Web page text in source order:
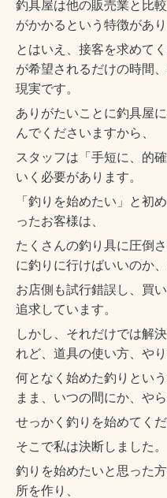
釣具屋は他の販売業と比
がかかるという特徴があり
とはいえ、接客を求めて
が希望されるだけの時間
現実です。
ありがたいことに釣具屋
んでくださいますから、
スタッフは「手短に、的
いく必要があります。
「釣りを始めたい」と初
ったお客様は、
たくさんの釣り具に圧倒
に釣りに行けばいいのか
お店側も試行錯誤し、買
追求しています。
しかし、それだけでは解
れど、道具の使い方、や
何となく始めた釣りとい
まま、いつの間にか、や
せっかく釣りを始めてくだ
そこで私は決断しました。
釣りを始めたいと思った
所を作り、